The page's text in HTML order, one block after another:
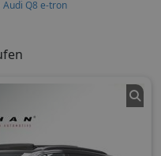
Audi Q8 e-tron